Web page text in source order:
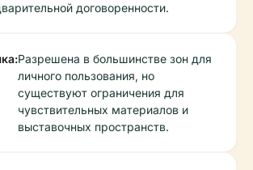
договоренности.
Разрешена в большинстве зон для
личного пользования, но
существуют ограничения для
чувствительных материалов и
выставочных пространств.